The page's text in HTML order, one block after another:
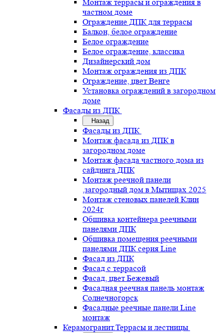
Монтаж террасы и ограждения в
частном доме
Ограждение ДПК для террасы
Балкон, белое ограждение
Белое ограждение
Белое ограждение, классика
Дизайнерский дом
Монтаж ограждения из ДПК
Ограждение, цвет Венге
Установка ограждений в загородном
доме
Фасады из ДПК
Назад
Фасады из ДПК
Монтаж фасада из ДПК в
загородном доме
Монтаж фасада частного дома из
сайдинга ДПК
Монтаж реечной панели
,загородный дом в Мытищах 2025
Монтаж стеновых панелей Клин
2024г
Обшивка контейнера реечными
панелями ДПК
Обшивка помещения реечными
панелями ДПК серия Line
Фасад из ДПК
Фасад с террасой
Фасад, цвет Бежевый
Фасадная реечная панель монтаж
Солнечногорск
Фасадные реечные панели Line
монтаж
Керамогранит.Террасы и лестницы